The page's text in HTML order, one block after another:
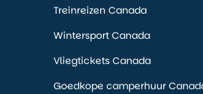
Treinreizen Canada
Wintersport Canada
Vliegtickets Canada
Goedkope camperhuur